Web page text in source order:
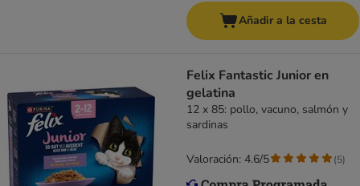
Añadir a la cesta
Felix Fantastic Junior en
gelatina
12 x 85: pollo, vacuno, salmón y
sardinas
Valoración: 4.6/5 (5)